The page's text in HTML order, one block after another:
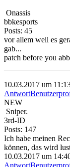
Onassis
bbkesports
Posts: 45
vor allem weil es
gab...
patch before you
10.03.2017 um
Antwort
NEW
Sniper.
3rd-ID
Posts: 147
Ich habe meinen
können, das wird
10.03.2017 um